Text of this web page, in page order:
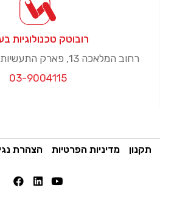
רובוטק טכנולוגיות
רחוב המלאכה 13, פארק התעשיות אפק ראש העין.
03-9004115
תקנון מדיניות הפרטיות הצהרת